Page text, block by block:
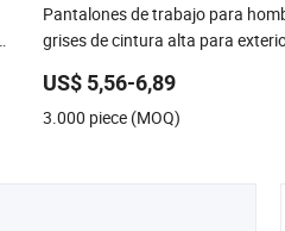
Pantalones de trabajo para
grises de cintura alta para
para rodilleras para construcción,
pantalones de trabajo de poliéster,
US$ 5,56-6,89
3.000 piece (MOQ)